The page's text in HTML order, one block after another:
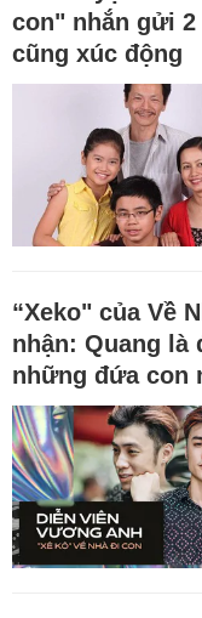
con" nhắn gửi
cũng xúc động
“Xeko" của Về
nhận: Quang là
những đứa con